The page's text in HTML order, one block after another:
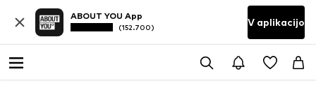
ABOUT YOU App
(152.700) V aplikacijo